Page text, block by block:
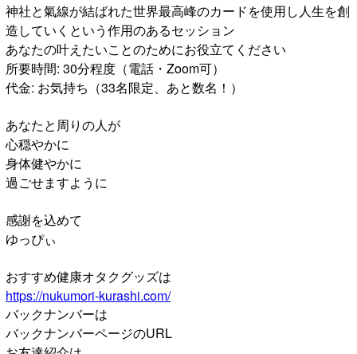
神社と氣線が結ばれた世界最高峰のカードを使用し人生を創
造していくという作用のあるセッション
あなたの叶えたいことのためにお役立てください
所要時間: 30分程度（電話・Zoom可）
代金: お気持ち（33名限定、あと数名！）
あなたと周りの人が
心穏やかに
身体健やかに
過ごせますように
感謝を込めて
ゆっぴぃ
おすすめ健康オタクグッズは
https://nukumori-kurashi.com/
バックナンバーは
バックナンバーページのURL